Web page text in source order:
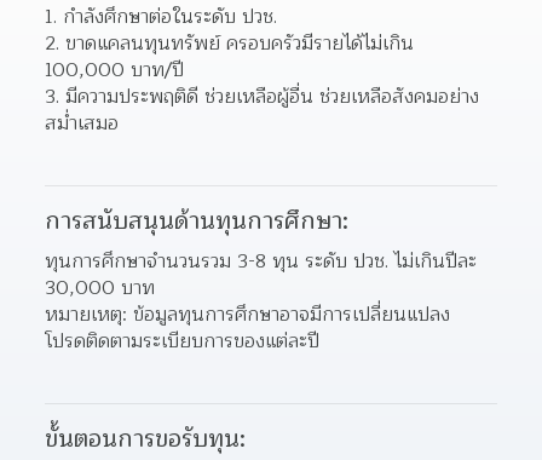
1. กำลังศึกษาต่อในระดับ ปวช.
2. ขาดแคลนทุนทรัพย์ ครอบครัวมีรายได้ไม่เกิน
100,000 บาท/ปี
3. มีความประพฤติดี ช่วยเหลือผู้อื่น ช่วยเหลือสังคมอย่าง
สม่ำเสมอ
การสนับสนุนด้านทุนการศึกษา:
ทุนการศึกษาจำนวนรวม 3-8 ทุน ระดับ ปวช. ไม่เกินปีละ
30,000 บาท
หมายเหตุ: ข้อมูลทุนการศึกษาอาจมีการเปลี่ยนแปลง
โปรดติดตามระเบียบการของแต่ละปี
ขั้นตอนการขอรับทุน: